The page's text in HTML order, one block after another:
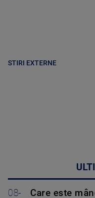
STIRI EXTERNE
08- Care este